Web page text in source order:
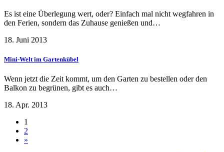
Es ist eine Überlegung wert, oder? Einfach mal nicht wegfahren in
den Ferien, sondern das Zuhause genießen und…
18. Juni 2013
Mini-Welt im Gartenkübel
Wenn jetzt die Zeit kommt, um den Garten zu bestellen oder den
Balkon zu begrünen, gibt es auch…
18. Apr. 2013
1
2
»